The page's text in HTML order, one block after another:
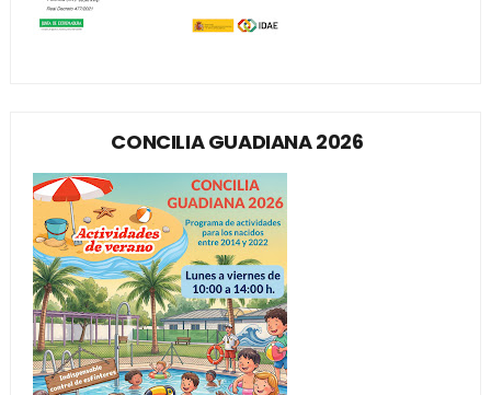
CONCILIA GUADIANA 2026